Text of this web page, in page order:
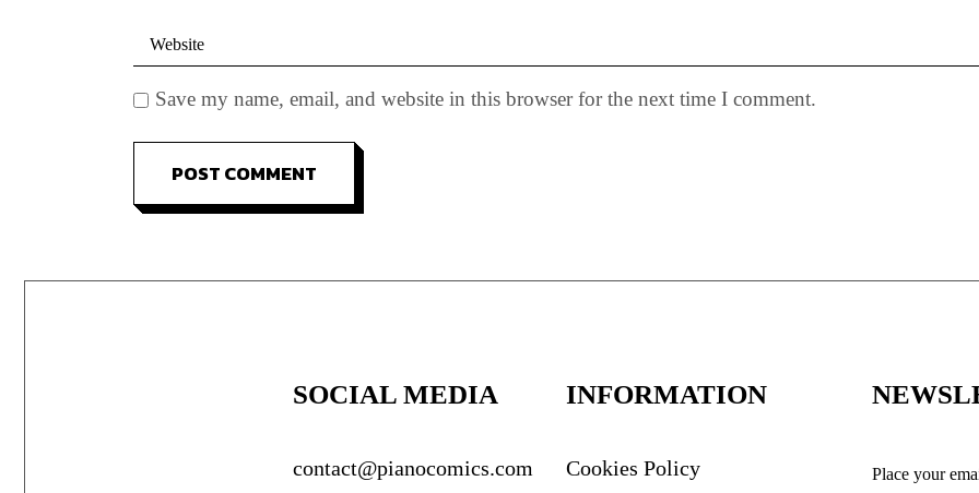
Save my name, email, and website in this browser for the next time I comment.
POST COMMENT
SOCIAL MEDIA
contact@pianocomics.com
INFORMATION
Cookies Policy